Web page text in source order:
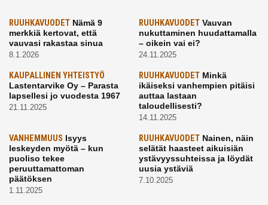
RUUHKAVUODET Nämä 9
merkkiä kertovat, että
vauvasi rakastaa sinua
8.1.2026
RUUHKAVUODETVauvan
nukuttaminen huudattamalla
– oikein vai ei?
24.11.2025
KAUPALLINEN YHTEISTYÖ
Lastentarvike Oy – Parasta
lapsellesi jo vuodesta 1967
21.11.2025
RUUHKAVUODETMinkä
ikäiseksi vanhempien pitäisi
auttaa lastaan
taloudellisesti?
14.11.2025
VANHEMMUUS Isyys
leskeyden myötä – kun
puoliso tekee
peruuttamattoman
päätöksen
1.11.2025
RUUHKAVUODETNainen, näin
selätät haasteet aikuisiän
ystävyyssuhteissa ja löydät
uusia ystäviä
7.10.2025